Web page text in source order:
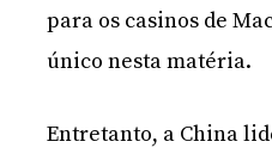
para os casinos de
único nesta matéria.
Entretanto, a China